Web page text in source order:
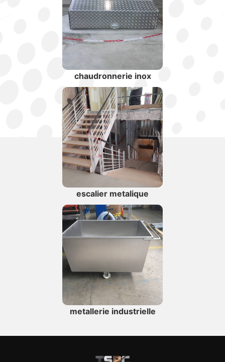
chaudronnerie inox
escalier metalique
metallerie industrielle